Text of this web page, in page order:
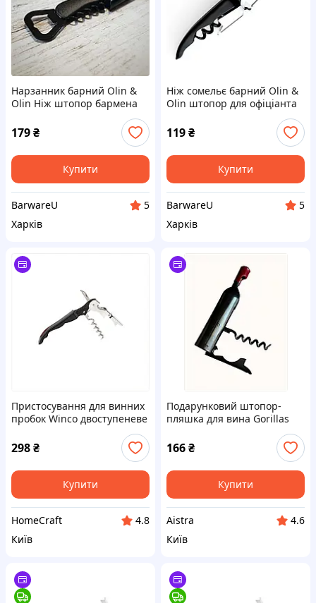
Нарзанник барний Olin &
Olin Ніж штопор бармена
179₴
Купити
BarwareU
5
Харків
Ніж сомельє барний Olin &
Olin штопор для офіціанта
складаний з відкривашкою
та пилкою 12 см нарзаник
Чорний (a4p2-Nr-B-b)
119₴
Купити
BarwareU
5
Харків
Пристосування для винних
пробок Winco двоступеневе
298₴
Купити
HomeCraft
4.8
Київ
Подарунковий штопор-
пляшка для вина Gorillas
166₴
Купити
Aistra
4.6
Київ